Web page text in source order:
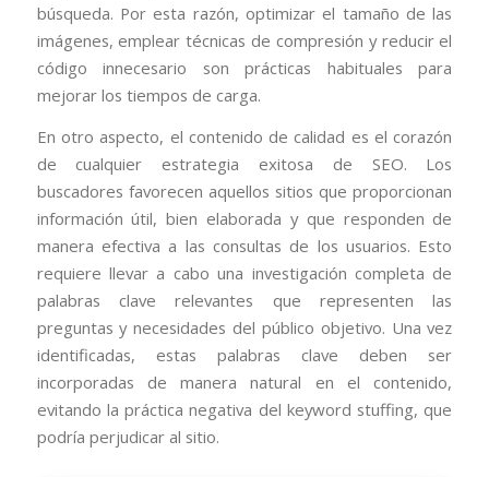
búsqueda. Por esta razón, optimizar el tamaño de las
imágenes, emplear técnicas de compresión y reducir el
código innecesario son prácticas habituales para
mejorar los tiempos de carga.
En otro aspecto, el contenido de calidad es el corazón
de cualquier estrategia exitosa de SEO. Los
buscadores favorecen aquellos sitios que proporcionan
información útil, bien elaborada y que responden de
manera efectiva a las consultas de los usuarios. Esto
requiere llevar a cabo una investigación completa de
palabras clave relevantes que representen las
preguntas y necesidades del público objetivo. Una vez
identificadas, estas palabras clave deben ser
incorporadas de manera natural en el contenido,
evitando la práctica negativa del keyword stuffing, que
podría perjudicar al sitio.